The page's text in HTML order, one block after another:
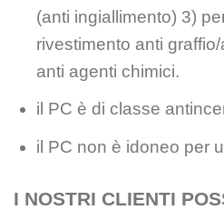
(anti ingiallimento) 3)
rivestimento anti
anti agenti chimici.
il PC è di classe
il PC non è idoneo per
I NOSTRI CLIENTI